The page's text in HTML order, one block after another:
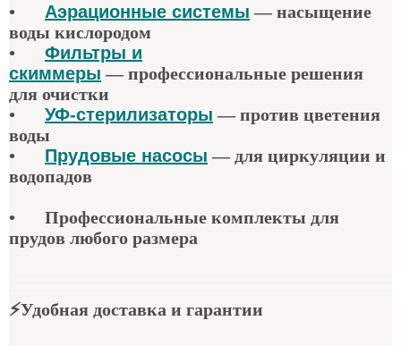
• Аэрационные системы —насыщение
воды кислородом
•
Фильтры и
скиммеры —профессиональные решения
для очистки
•
УФ-стерилизаторы —против цветения
воды
•
Прудовые насосы — для циркуляции и
водопадов
•
Профессиональные комплекты для
прудов любого размера
⚡Удобная доставка и гарантии